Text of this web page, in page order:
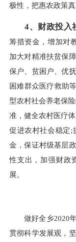
极性，把惠农政策真
4、财政投入
筹措资金，增加对
加大对精准扶贫保
保户、贫困户、优
困难群众医疗救助
型农村社会养老保
准，健全农村医疗
促进农村社会稳定;
金，保证村级基层
性支出，加强财政
展。
做好全乡2020年
贯彻科学发展观，